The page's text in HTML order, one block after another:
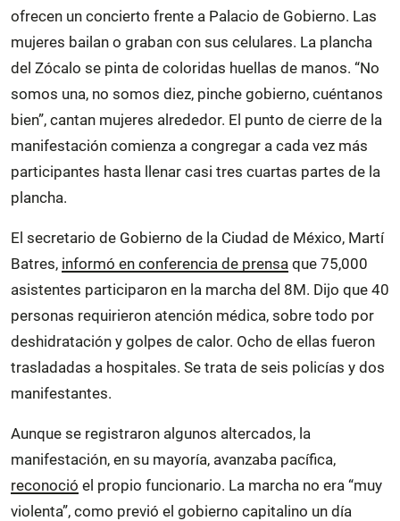
ofrecen un concierto frente a Palacio de Gobierno. Las
mujeres bailan o graban con sus celulares. La plancha
del Zócalo se pinta de coloridas huellas de manos. “No
somos una, no somos diez, pinche gobierno, cuéntanos
bien”, cantan mujeres alrededor. El punto de cierre de la
manifestación comienza a congregar a cada vez más
participantes hasta llenar casi tres cuartas partes de la
plancha.
El secretario de Gobierno de la Ciudad de México, Martí
Batres, informó en conferencia de prensa que 75,000
asistentes participaron en la marcha del 8M. Dijo que 40
personas requirieron atención médica, sobre todo por
deshidratación y golpes de calor. Ocho de ellas fueron
trasladadas a hospitales. Se trata de seis policías y dos
manifestantes.
Aunque se registraron algunos altercados, la
manifestación, en su mayoría, avanzaba pacífica,
reconoció el propio funcionario. La marcha no era “muy
violenta”, como previó el gobierno capitalino un día